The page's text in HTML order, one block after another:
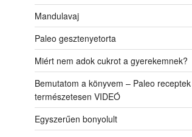
Mandulavaj
Paleo gesztenyetorta
Miért nem adok cukrot a gyerekemnek?
Bemutatom a könyvem – Paleo receptek
természetesen VIDEÓ
Egyszerűen bonyolult